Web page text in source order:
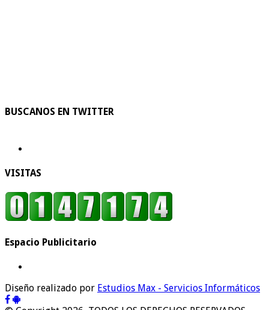
BUSCANOS EN TWITTER
VISITAS
Espacio Publicitario
Diseño realizado por Estudios Max - Servicios Informáticos